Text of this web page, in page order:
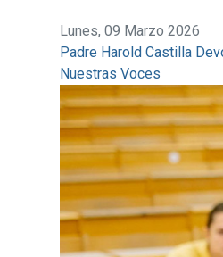
Lunes, 09 Marzo 2026
Padre Harold Castilla
Nuestras Voces